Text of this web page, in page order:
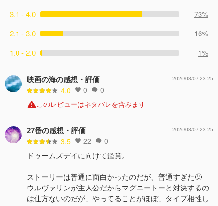
3.1 - 4.0
73%
2.1 - 3.0
16%
1.0 - 2.0
1%
映画の海の感想・評価
4.0 0 0
2026/08/07 23:25
このレビューはネタバレを含みます
27番の感想・評価
3.5 22 0
2026/08/07 23:25
ドゥームズデイに向けて鑑賞。
ストーリーは普通に面白かったのだが、普通すぎた🙂
ウルヴァリンが主人公だからマグニートーと対決するの
は仕方ないのだが、やってることがほぼ、タイプ相性し